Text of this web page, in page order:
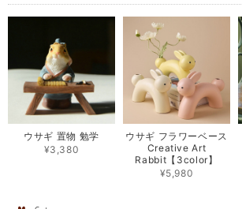
ウサギ 置物 勉学
¥3,380
ウサギ フラワーベース
Creative Art
Rabbit【3color】
¥5,980